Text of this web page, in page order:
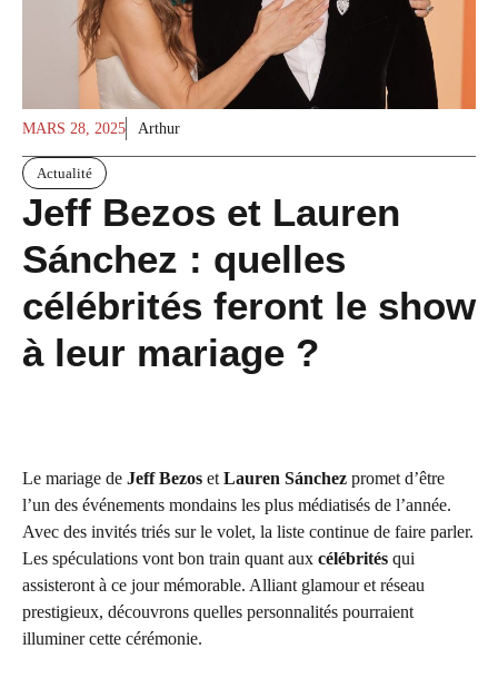
MARS 28, 2025 Arthur
Actualité
Jeff Bezos et Lauren
Sánchez : quelles
célébrités feront le show
à leur mariage ?
Le mariage de Jeff Bezos et Lauren Sánchez promet d’être
l’un des événements mondains les plus médiatisés de l’année.
Avec des invités triés sur le volet, la liste continue de faire parler.
Les spéculations vont bon train quant aux célébrités qui
assisteront à ce jour mémorable. Alliant glamour et réseau
prestigieux, découvrons quelles personnalités pourraient
illuminer cette cérémonie.